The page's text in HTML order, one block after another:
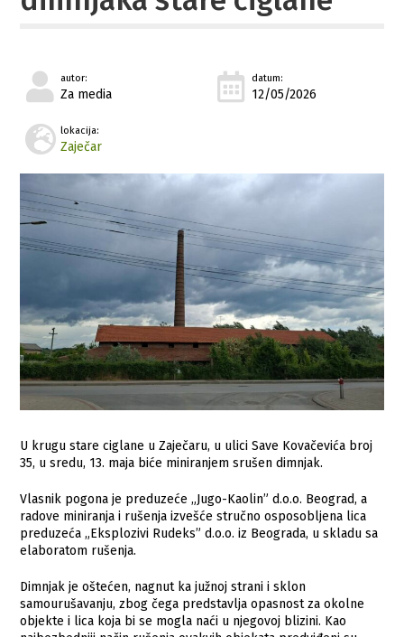
autor:
Za media
datum:
12/05/2026
lokacija:
Zaječar
U krugu stare ciglane u Zaječaru, u ulici Save Kovačevića broj
35, u sredu, 13. maja biće miniranjem srušen dimnjak.
Vlasnik pogona je preduzeće „Jugo-Kaolin” d.o.o. Beograd, a
radove miniranja i rušenja izvešće stručno osposobljena lica
preduzeća „Eksplozivi Rudeks” d.o.o. iz Beograda, u skladu sa
elaboratom rušenja.
Dimnjak je oštećen, nagnut ka južnoj strani i sklon
samourušavanju, zbog čega predstavlja opasnost za okolne
objekte i lica koja bi se mogla naći u njegovoj blizini. Kao